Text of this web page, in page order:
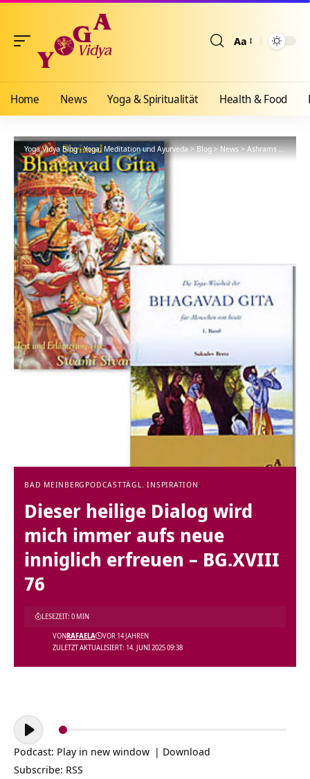
Aa
Home News Yoga & Spiritualität Health & Food
Yoga Vidya Blog - Yoga, Meditation und Ayurveda>Blog>News>Ashrams> Bad
BAD MEINBERG PODCASTTÄGL. INSPIRATION
Dieser heilige Dialog wird
mich immer aufs neue
inniglich erfreuen – BG.XVIII
76
ZULETZT AKTUALISIERT: 14. JUNI 2025 09:38
VONRAFAELA VOR 14 JAHREN
LESEZEIT: 0 MIN
Audio-
Player
Podcast: Play in new window | Download
Subscribe: RSS